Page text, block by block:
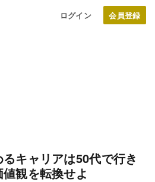
ログイン
キャリアは50代で行き
観を転換せよ